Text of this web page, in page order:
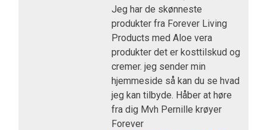
Jeg har de skønneste
produkter fra Forever Living
Products med Aloe vera
produkter det er kosttilskud og
cremer. jeg sender min
hjemmeside så kan du se hvad
jeg kan tilbyde. Håber at høre
fra dig Mvh Pernille krøyer
Forever